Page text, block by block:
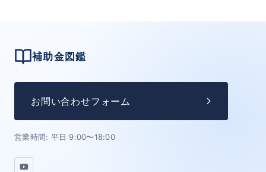
補助金図鑑
お問い合わせフォーム
営業時間: 平日 9:00〜18:00